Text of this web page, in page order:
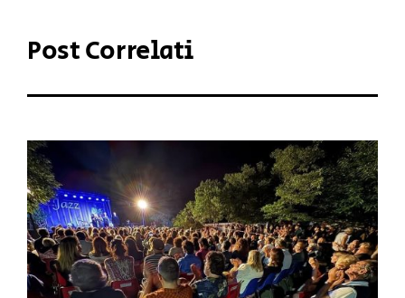
Post Correlati